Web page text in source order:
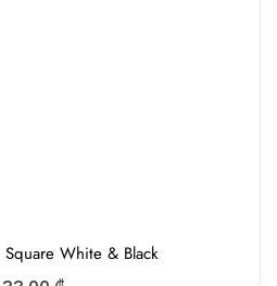
White & Black